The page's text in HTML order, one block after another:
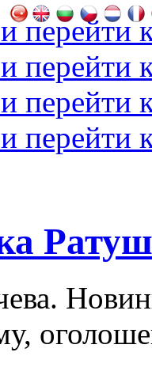
перейти
перейти
перейти
перейти